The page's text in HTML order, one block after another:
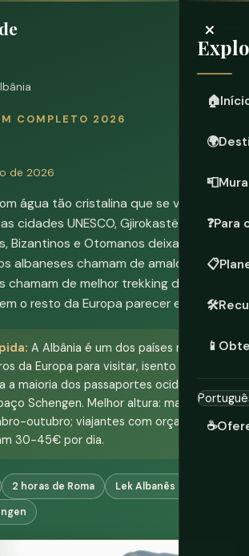
×
🏠
🌍
📮
❓Para
📋
🛠️
📱
☕
COMPLETO 2026
de 2026
água tão cristalina que se vê o fundo
cidades UNESCO, Gjirokastër e Berat,
Bizantinos e Otomanos deixaram algo.
albaneses chamam de amaldiçoadas
de melhor trekking dos Balcãs.
o resto da Europa parecer extorsão.
A Albânia é um dos países mais
da Europa para visitar, isento de visto
a maioria dos passaportes ocidentais, e
Schengen. Melhor altura: maio-
outubro; viajantes com orçamento
30-45€ por dia.
2 horas de Roma
Lek Albanês (ALL)